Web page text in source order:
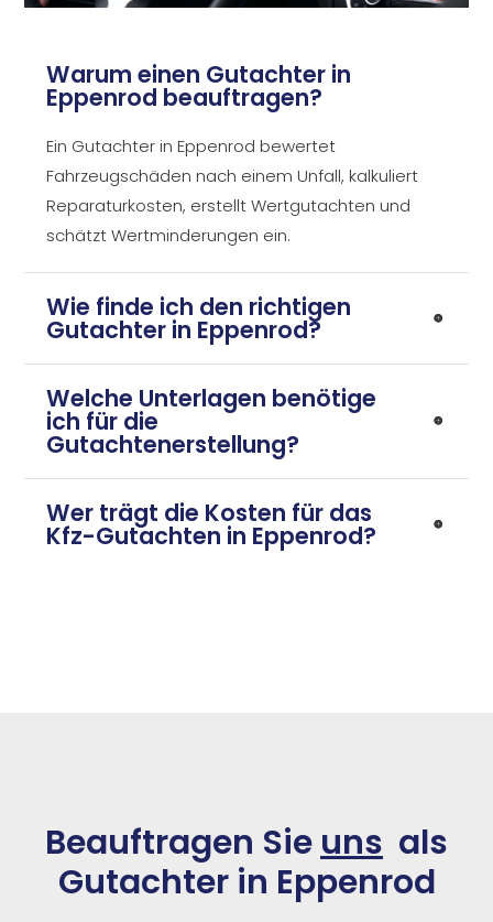
Warum einen Gutachter in
Eppenrod beauftragen?
Ein Gutachter in Eppenrod bewertet
Fahrzeugschäden nach einem Unfall, kalkuliert
Reparaturkosten, erstellt Wertgutachten und
schätzt Wertminderungen ein.
Wie finde ich den richtigen
Gutachter in Eppenrod?
Welche Unterlagen benötige
ich für die
Gutachtenerstellung?
Wer trägt die Kosten für das
Kfz-Gutachten in Eppenrod?
Beauftragen Sie uns als
Gutachter in Eppenrod